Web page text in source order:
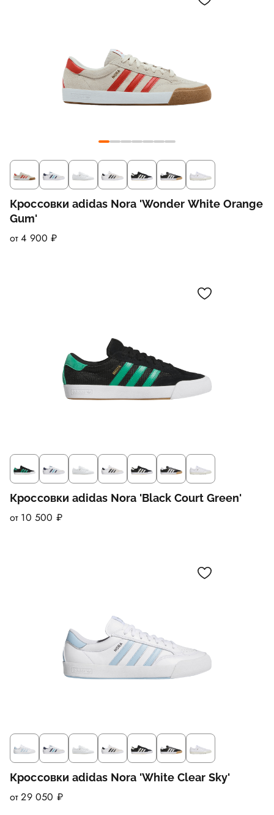
Кроссовки adidas Nora 'Wonder White Orange
Gum'
от 4 900 ₽
Кроссовки adidas Nora 'Black Court Green'
от 10 500 ₽
Кроссовки adidas Nora 'White Clear Sky'
от 29 050 ₽